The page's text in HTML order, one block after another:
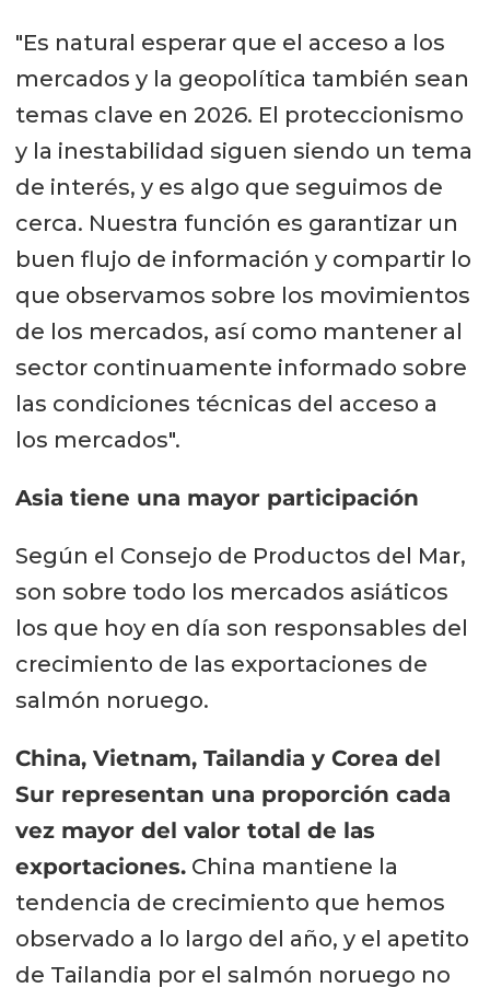
"Es natural esperar que el acceso a los
mercados y la geopolítica también sean
temas clave en 2026. El proteccionismo
y la inestabilidad siguen siendo un tema
de interés, y es algo que seguimos de
cerca. Nuestra función es garantizar un
buen flujo de información y compartir lo
que observamos sobre los movimientos
de los mercados, así como mantener al
sector continuamente informado sobre
las condiciones técnicas del acceso a
los mercados".
Asia tiene una mayor participación
Según el Consejo de Productos del Mar,
son sobre todo los mercados asiáticos
los que hoy en día son responsables del
crecimiento de las exportaciones de
salmón noruego.
China, Vietnam, Tailandia y Corea del
Sur representan una proporción cada
vez mayor del valor total de las
exportaciones.China mantiene la
tendencia de crecimiento que hemos
observado a lo largo del año, y el apetito
de Tailandia por el salmón noruego no